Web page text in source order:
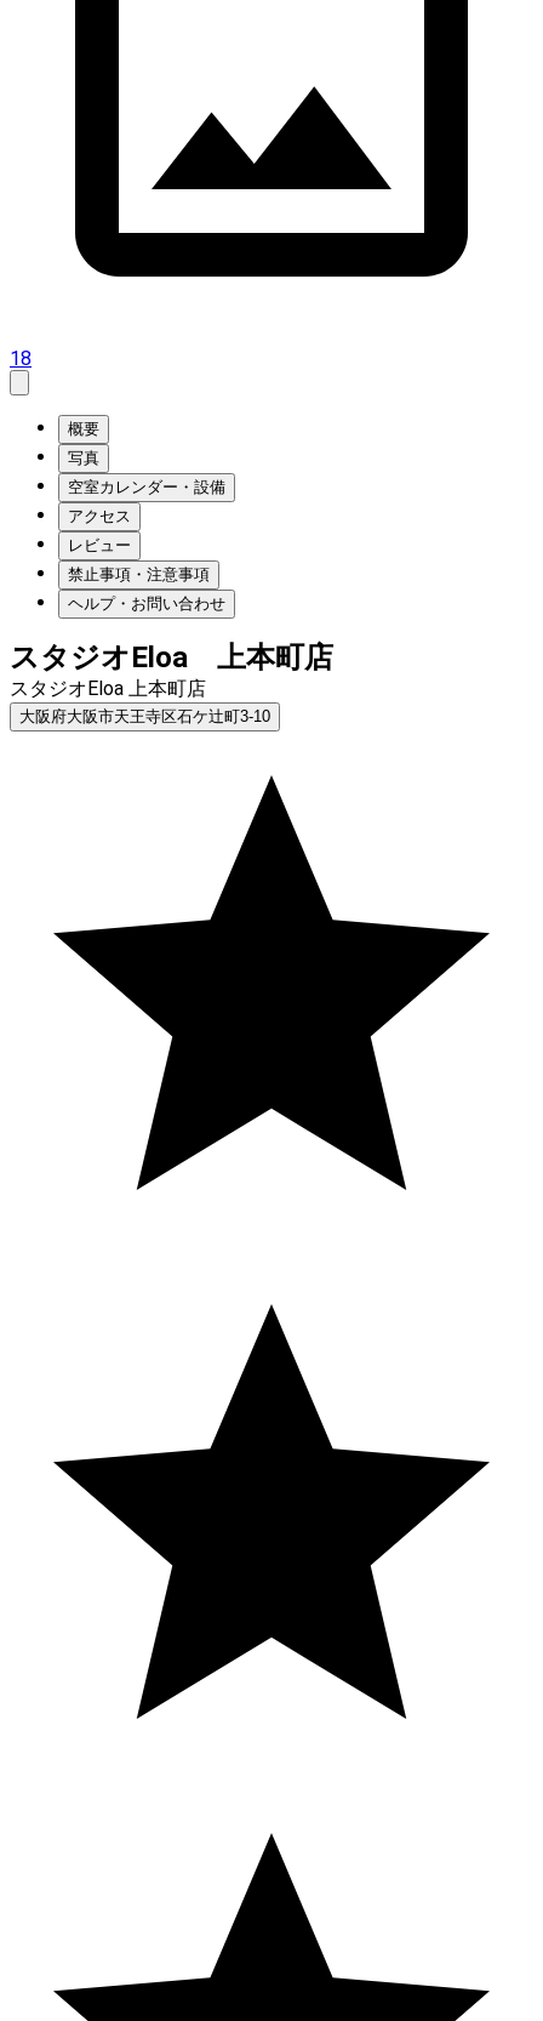
18
概要
写真
空室カレンダー・設備
アクセス
レビュー
禁止事項・注意事項
ヘルプ・お問い合わせ
スタジオEloa 上本町店
スタジオEloa 上本町店
大阪府大阪市天王寺区石ケ辻町3-10